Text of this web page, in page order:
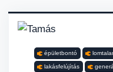
épületbontó
lakásfelújítás